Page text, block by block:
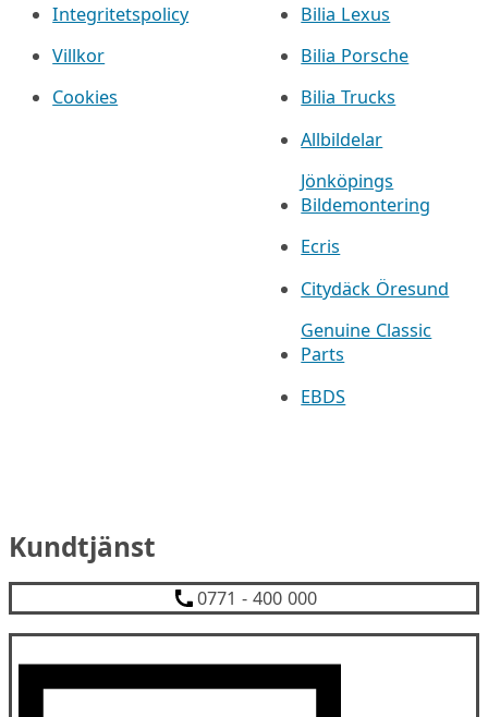
Integritetspolicy
Villkor
Cookies
Bilia Lexus
Bilia Porsche
Bilia Trucks
Allbildelar
Jönköpings
Bildemontering
Ecris
Citydäck Öresund
Genuine Classic
Parts
EBDS
Kundtjänst
0771 - 400 000